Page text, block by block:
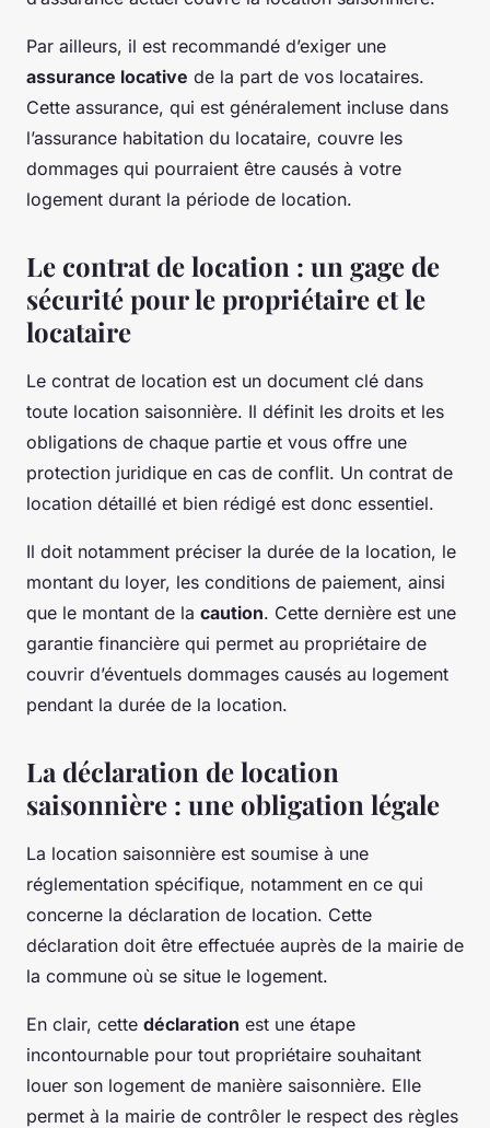
Par ailleurs, il est recommandé d’exiger une
assurance locative de la part de vos locataires.
Cette assurance, qui est généralement incluse dans
l’assurance habitation du locataire, couvre les
dommages qui pourraient être causés à votre
logement durant la période de location.
Le contrat de location : un gage de
sécurité pour le propriétaire et le
locataire
Le contrat de location est un document clé dans
toute location saisonnière. Il définit les droits et les
obligations de chaque partie et vous offre une
protection juridique en cas de conflit. Un contrat de
location détaillé et bien rédigé est donc essentiel.
Il doit notamment préciser la durée de la location, le
montant du loyer, les conditions de paiement, ainsi
que le montant de la caution. Cette dernière est une
garantie financière qui permet au propriétaire de
couvrir d’éventuels dommages causés au logement
pendant la durée de la location.
La déclaration de location
saisonnière : une obligation légale
La location saisonnière est soumise à une
réglementation spécifique, notamment en ce qui
concerne la déclaration de location. Cette
déclaration doit être effectuée auprès de la mairie de
la commune où se situe le logement.
En clair, cette déclaration est une étape
incontournable pour tout propriétaire souhaitant
louer son logement de manière saisonnière. Elle
permet à la mairie de contrôler le respect des règles